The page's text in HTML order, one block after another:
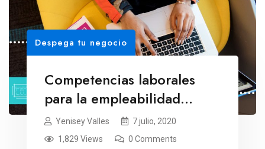
Despega tu negocio
Competencias laborales
para la empleabilidad
digital
Yenisey Valles
7 julio, 2020
1,829 Views
0 Comments